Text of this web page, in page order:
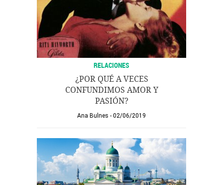
RELACIONES
¿POR QUÉ A VECES
CONFUNDIMOS AMOR Y
PASIÓN?
Ana Bulnes 02/06/2019